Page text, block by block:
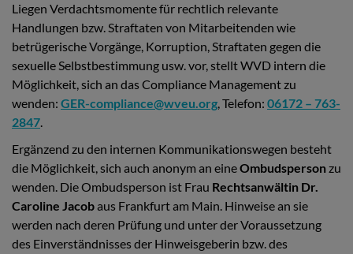
Liegen Verdachtsmomente für rechtlich relevante
Handlungen bzw. Straftaten von Mitarbeitenden wie
betrügerische Vorgänge, Korruption, Straftaten gegen die
sexuelle Selbstbestimmung usw. vor, stellt WVD intern die
Möglichkeit, sich an das Compliance Management zu
wenden: GER-compliance@wveu.org, Telefon: 06172 – 763-
2847.
Ergänzend zu den internen Kommunikationswegen besteht
die Möglichkeit, sich auch anonym an eineOmbudspersonzu
wenden. Die Ombudsperson ist Frau Rechtsanwältin Dr.
Caroline Jacobaus Frankfurt am Main. Hinweise an sie
werden nach deren Prüfung und unter der Voraussetzung
des Einverständnisses der Hinweisgeberin bzw. des